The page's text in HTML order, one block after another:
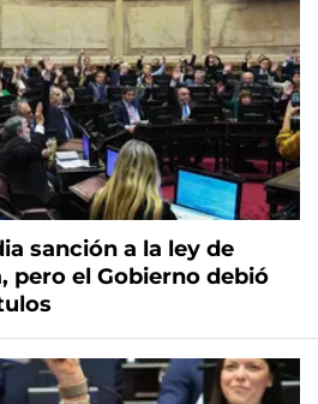
sanción a la ley de
pero el Gobierno debió